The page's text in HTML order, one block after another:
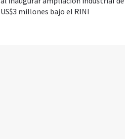
US$3 millones bajo el RINI